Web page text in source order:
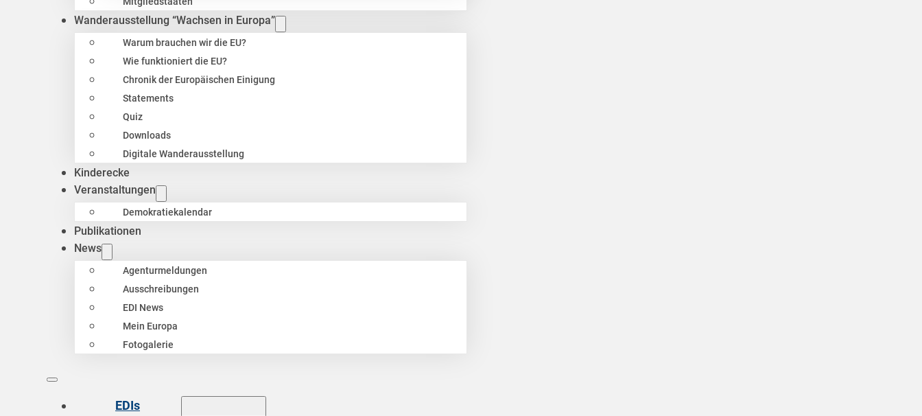
Wanderausstellung “Wachsen in Europa”
Warum brauchen wir die EU?
Wie funktioniert die EU?
Chronik der Europäischen Einigung
Statements
Quiz
Downloads
Digitale Wanderausstellung
Kinderecke
Veranstaltungen
Demokratiekalendar
Publikationen
News
Agenturmeldungen
Ausschreibungen
EDI News
Mein Europa
Fotogalerie
EDIs